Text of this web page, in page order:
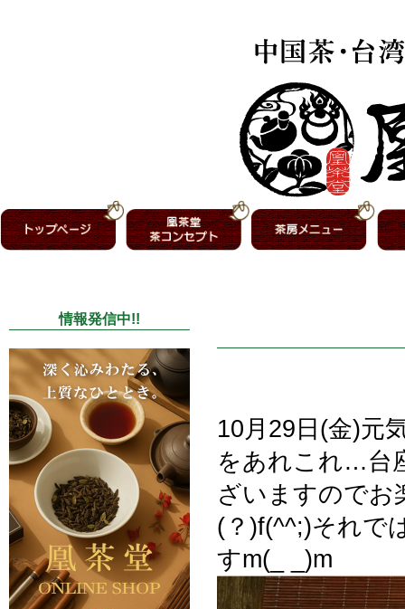
情報発信中!!
10月29日(金)元
をあれこれ…台
ざいますのでお
(？)f(^^;)それで
すm(_ _)m